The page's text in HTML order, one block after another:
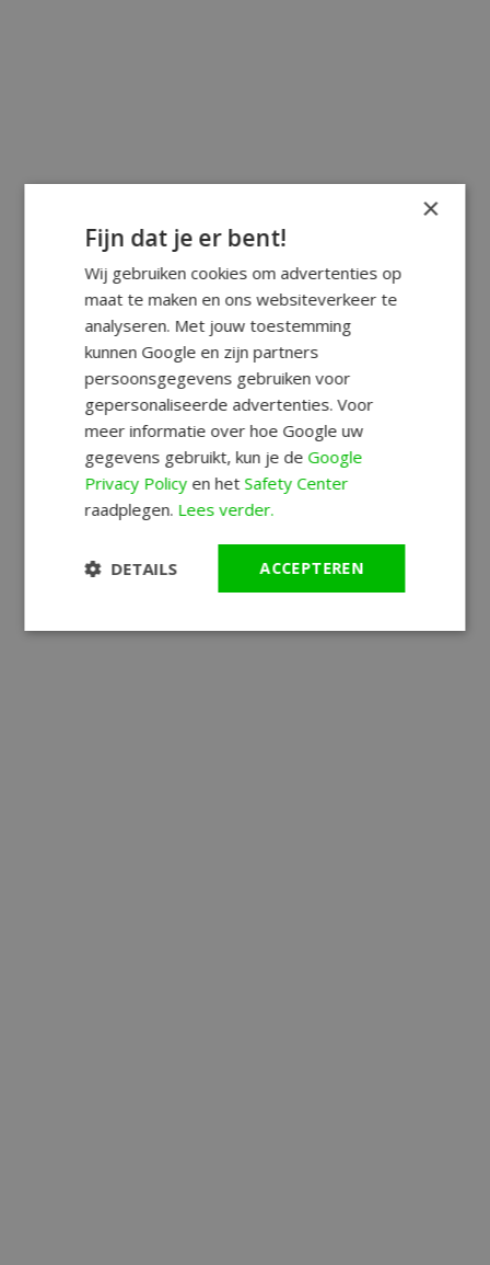
×
Fijn dat je er bent!
Wij gebruiken cookies om advertenties op
maat te maken en ons websiteverkeer te
analyseren. Met jouw toestemming
kunnen Google en zijn partners
persoonsgegevens gebruiken voor
gepersonaliseerde advertenties. Voor
meer informatie over hoe Google uw
gegevens gebruikt, kun je deGoogle
Privacy Policyen hetSafety Center
raadplegen. Lees verder.
ACCEPTEREN
DETAILS